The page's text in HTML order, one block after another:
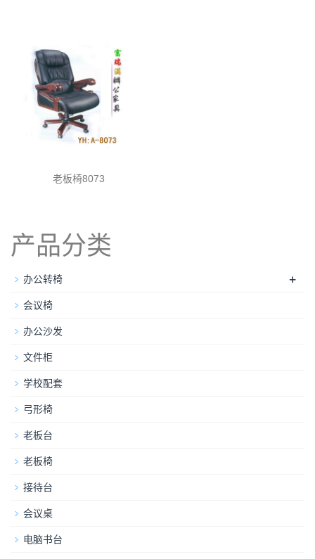
老板椅8073
产品分类
办公转椅 +
会议椅
办公沙发
文件柜
学校配套
弓形椅
老板台
老板椅
接待台
会议桌
电脑书台